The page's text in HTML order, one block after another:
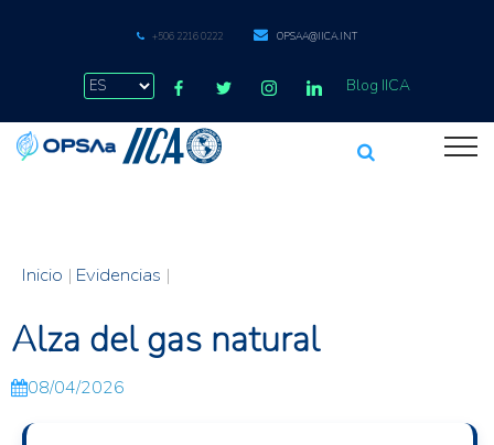
+506 2216 0222 OPSAA@IICA.INT
Blog IICA
Inicio | Evidencias |
Alza del gas natural
08/04/2026